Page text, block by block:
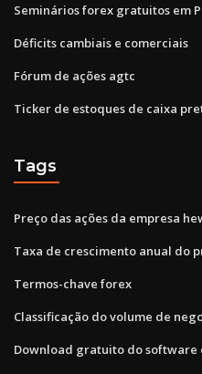
Seminários forex gratuitos em
Déficits cambiais e comerciais
Fórum de ações agtc
Ticker de estoques de caixa
Tags
Preço das ações da empresa
Taxa de crescimento anual do
Termos-chave forex
Classificação do volume de
Download gratuito do software